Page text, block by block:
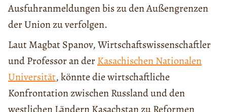
Ausfuhranmeldungen bis zu den Außengrenzen
der Union zu verfolgen.
Laut Magbat Spanov, Wirtschaftswissenschaftler
und Professor an derKasachischen Nationalen
Universität, könnte die wirtschaftliche
Konfrontation zwischen Russland und den